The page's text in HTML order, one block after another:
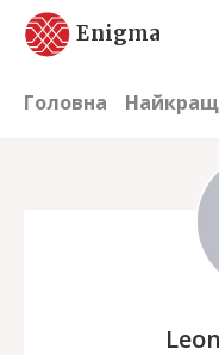
Enigma
Головна